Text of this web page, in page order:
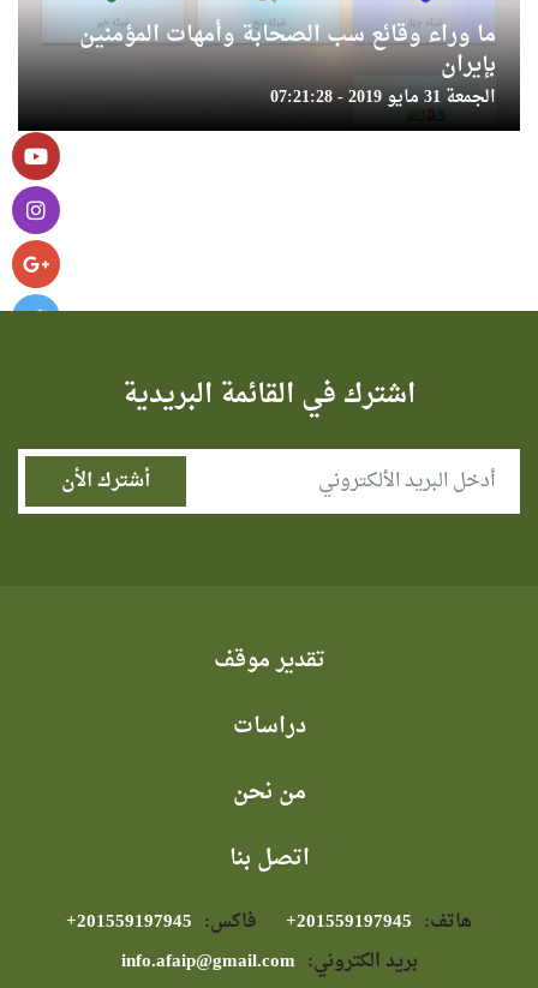
ما وراء وقائع سب الصحابة وأمهات المؤمنين
بإيران
الجمعة 31 مايو 2019 - 07:21:28
اشترك في القائمة البريدية
تقدير موقف
دراسات
من نحن
اتصل بنا
هاتف: فاكس:
بريد الكتروني: info.afaip@gmail.com